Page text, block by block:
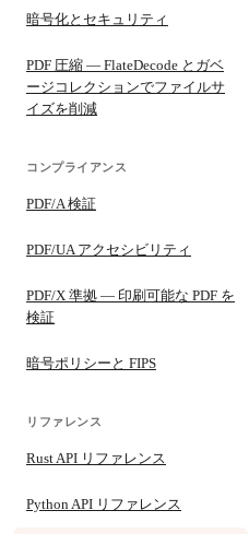
暗号化とセキュリティ
PDF 圧縮 — FlateDecode とガベ
ージコレクションでファイルサ
イズを削減
コンプライアンス
PDF/A 検証
PDF/UA アクセシビリティ
PDF/X 準拠 — 印刷可能な PDF を
検証
暗号ポリシーと FIPS
リファレンス
Rust API リファレンス
Python API リファレンス